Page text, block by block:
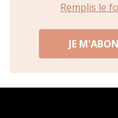
Remplis le
JE